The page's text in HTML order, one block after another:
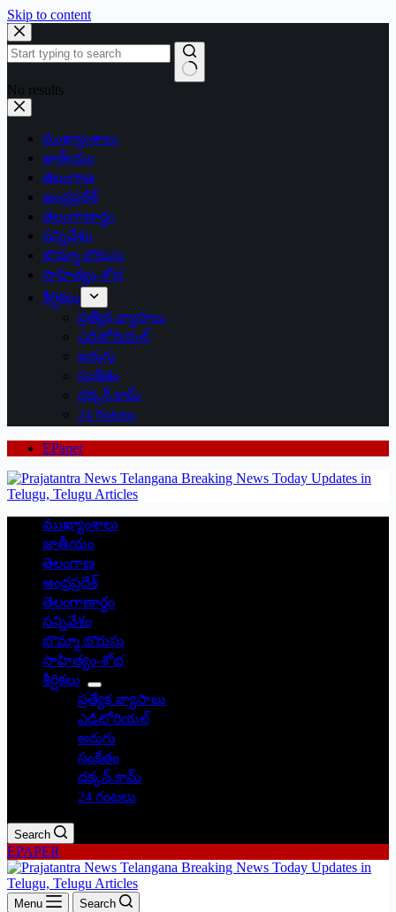
Skip to content
No results
ముఖ్యాంశాలు
జాతీయం
తెలంగాణ
ఆంధ్రప్రదేశ్
తెలంగాణార్థం
సన్నివేశం
బొమ్మా బొరుసు
సాహిత్యం-శోభ
శీర్షికలు
ప్రత్యేక వ్యాసాలు
ఎడిటోరియల్
అరుగు
సంకేతం
దక్కన్.కామ్
24 గంటలు
EPaper
ముఖ్యాంశాలు
జాతీయం
తెలంగాణ
ఆంధ్రప్రదేశ్
తెలంగాణార్థం
సన్నివేశం
బొమ్మా బొరుసు
సాహిత్యం-శోభ
శీర్షికలు
ప్రత్యేక వ్యాసాలు
ఎడిటోరియల్
అరుగు
సంకేతం
దక్కన్.కామ్
24 గంటలు
Search
EPAPER
Menu Search